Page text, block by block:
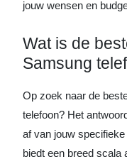
jouw wensen en
Wat is de
Samsung
Op zoek naar de
telefoon? Het
af van jouw
biedt een breed scala